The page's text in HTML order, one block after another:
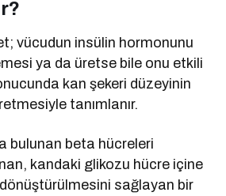
vücudun insülin hormonunu
ya da üretse bile onu etkili
kan şekeri düzeyinin
tanımlanır.
bulunan beta hücreleri
kandaki glikozu hücre içine
sağlayan bir